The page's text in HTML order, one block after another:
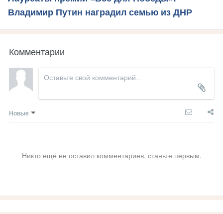
Владимир Путин наградил семью из ДНР
Комментарии
Новые
Никто ещё не оставил комментариев, станьте первым.